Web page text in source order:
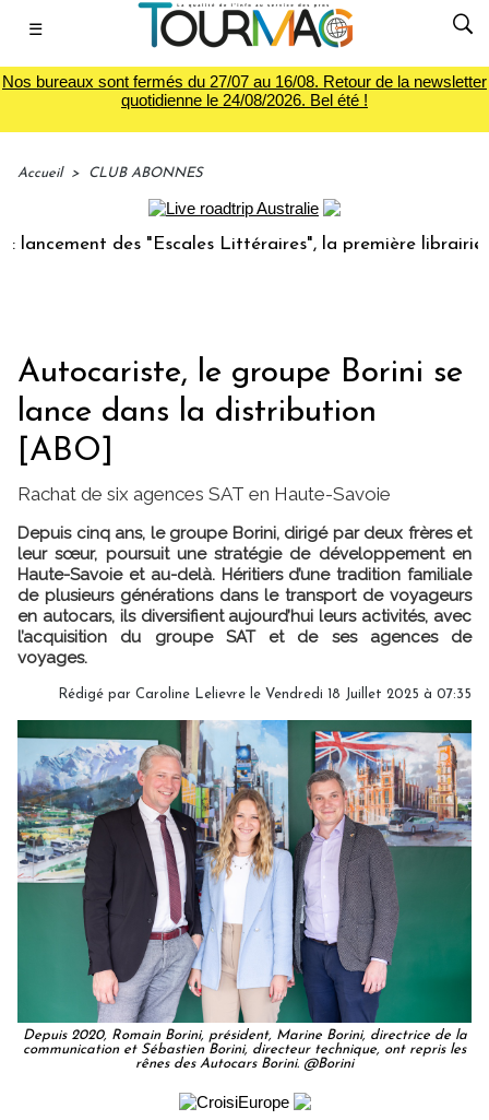
☰
Nos bureaux sont fermés du 27/07 au 16/08. Retour de la newsletter
quotidienne le 24/08/2026. Bel été !
Accueil > CLUB ABONNES
des "Escales Littéraires", la première librairie du
Autocariste, le groupe Borini se
lance dans la distribution
[ABO]
Rachat de six agences SAT en Haute-Savoie
Depuis cinq ans, le groupe Borini, dirigé par deux frères et
leur sœur, poursuit une stratégie de développement en
Haute-Savoie et au-delà. Héritiers d’une tradition familiale
de plusieurs générations dans le transport de voyageurs
en autocars, ils diversifient aujourd’hui leurs activités, avec
l’acquisition du groupe SAT et de ses agences de
voyages.
Rédigé par Caroline Lelievre le Vendredi 18 Juillet 2025 à 07:35
Depuis 2020, Romain Borini, président, Marine Borini, directrice de la
communication et Sébastien Borini, directeur technique, ont repris les
rênes des Autocars Borini. @Borini